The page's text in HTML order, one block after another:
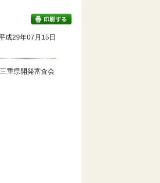
印刷する
成29年07月15日
重県開発審査会